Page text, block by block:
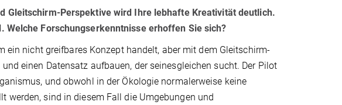
Gleitschirm-Perspektive wird Ihre lebhafte Kreativität deutlich.
Forschungserkenntnisse erhoffen Sie sich?
ein nicht greifbares Konzept handelt, aber mit dem Gleitschirm-
einen Datensatz aufbauen, der seinesgleichen sucht. Der Pilot
und obwohl in der Ökologie normalerweise keine
werden, sind in diesem Fall die Umgebungen und